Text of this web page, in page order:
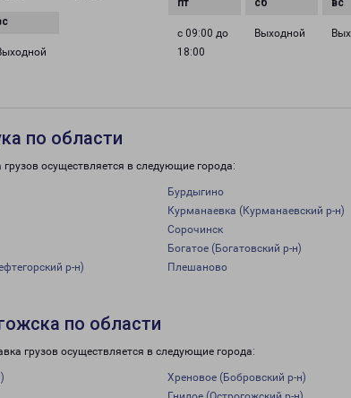
с 09:00 до
18:00
Выходной
по области
осуществляется в следующие города:
Бурдыгино
Курманаевка (Курманаевский р-н)
Сорочинск
Богатое (Богатовский р-н)
р-н)
Плешаново
по области
грузов осуществляется в следующие города:
Хреновое (Бобровский р-н)